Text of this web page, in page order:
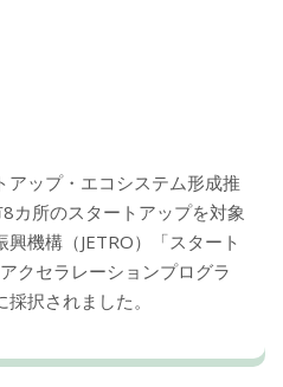
アップ・エコシステム形成推
カ所のスタートアップを対象
興機構（JETRO）「スタート
クセラレーションプログラ
採択されました。